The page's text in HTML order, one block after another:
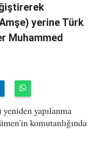
yerine Türk
Muhammed
yapılanma
komutanlığında